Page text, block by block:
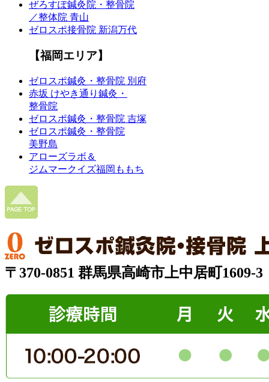
ぜろすぽ鍼灸院・整骨院
／整体院 青山
ゼロスポ接骨院 新潟万代
【福岡エリア】
ゼロスポ鍼灸・整骨院 別府
赤坂 けやき通り鍼灸・
整骨院
ゼロスポ鍼灸・整骨院 吉塚
ゼロスポ鍼灸・整骨院
美野島
アローズラボ＆
ジムマークイズ福岡ももち
〒370-0851 群馬県高崎市上中居町1609-3